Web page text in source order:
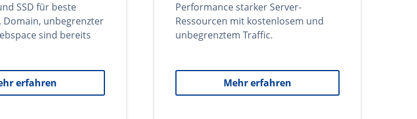
SSD für beste
Domain, unbegrenzter
sind bereits
erfahren
Performance starker Server-
Ressourcen mit kostenlosem und
unbegrenztem Traffic.
Mehr erfahren